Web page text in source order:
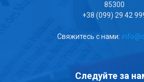
85300
+38 (099) 29 42
Свяжитесь с нами:
Следуйте за